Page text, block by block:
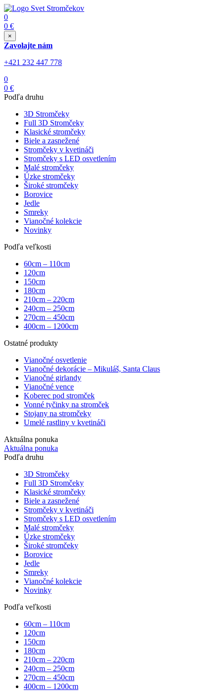
0
0 €
×
Zavolajte nám
+421 232 447 778
0
0 €
Podľa druhu
3D Stromčeky
Full 3D Stromčeky
Klasické stromčeky
Biele a zasnežené
Stromčeky v kvetináči
Stromčeky s LED osvetlením
Malé stromčeky
Úzke stromčeky
Široké stromčeky
Borovice
Jedle
Smreky
Vianočné kolekcie
Novinky
Podľa veľkosti
60cm – 110cm
120cm
150cm
180cm
210cm – 220cm
240cm – 250cm
270cm – 450cm
400cm – 1200cm
Ostatné produkty
Vianočné osvetlenie
Vianočné dekorácie – Mikuláš, Santa Claus
Vianočné girlandy
Vianočné vence
Koberec pod stromček
Vonné tyčinky na stromček
Stojany na stromčeky
Umelé rastliny v kvetináči
Aktuálna ponuka
Aktuálna ponuka
Podľa druhu
3D Stromčeky
Full 3D Stromčeky
Klasické stromčeky
Biele a zasnežené
Stromčeky v kvetináči
Stromčeky s LED osvetlením
Malé stromčeky
Úzke stromčeky
Široké stromčeky
Borovice
Jedle
Smreky
Vianočné kolekcie
Novinky
Podľa veľkosti
60cm – 110cm
120cm
150cm
180cm
210cm – 220cm
240cm – 250cm
270cm – 450cm
400cm – 1200cm